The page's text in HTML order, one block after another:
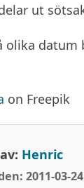
ut
olika datum
on Freepik
Henric
2011-03-24